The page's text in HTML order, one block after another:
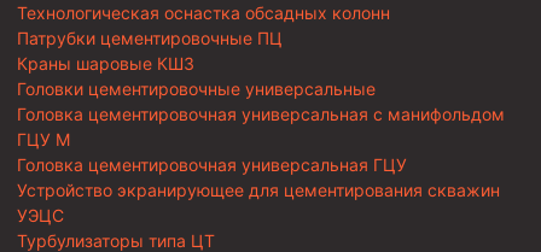
Технологическая оснастка обсадных колонн
Патрубки цементировочные ПЦ
Краны шаровые КШЗ
Головки цементировочные универсальные
Головка цементировочная универсальная с манифольдом
ГЦУ М
Головка цементировочная универсальная ГЦУ
Устройство экранирующее для цементирования скважин
УЭЦС
Турбулизаторы типа ЦТ